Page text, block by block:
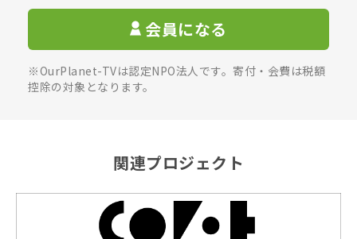
会員になる
※OurPlanet-TVは認定NPO法人です。寄付・会費は税額
控除の対象となります。
関連プロジェクト